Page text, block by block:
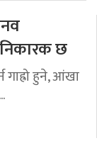
छ
गाह्रो हुने, आंखा